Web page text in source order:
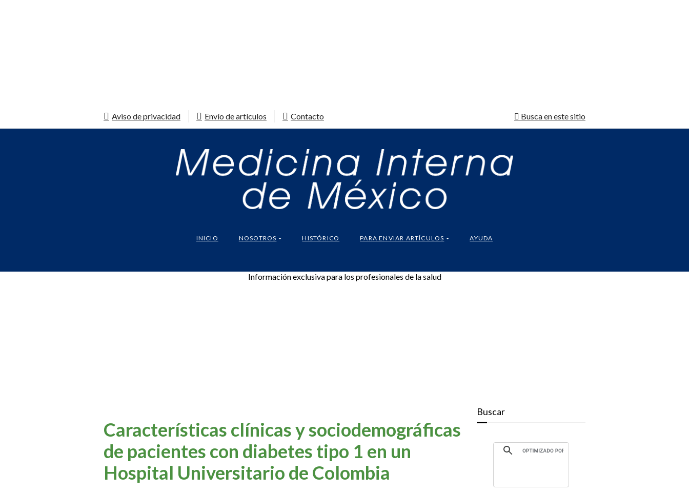
Aviso de privacidad Envío de artículos Contacto Busca en este sitio
INICIO NOSOTROS HISTÓRICO PARA ENVIAR ARTÍCULOS AYUDA
Información exclusiva para los profesionales de la salud
Características clínicas y sociodemográficas
de pacientes con diabetes tipo 1 en un
Hospital Universitario de Colombia
Buscar